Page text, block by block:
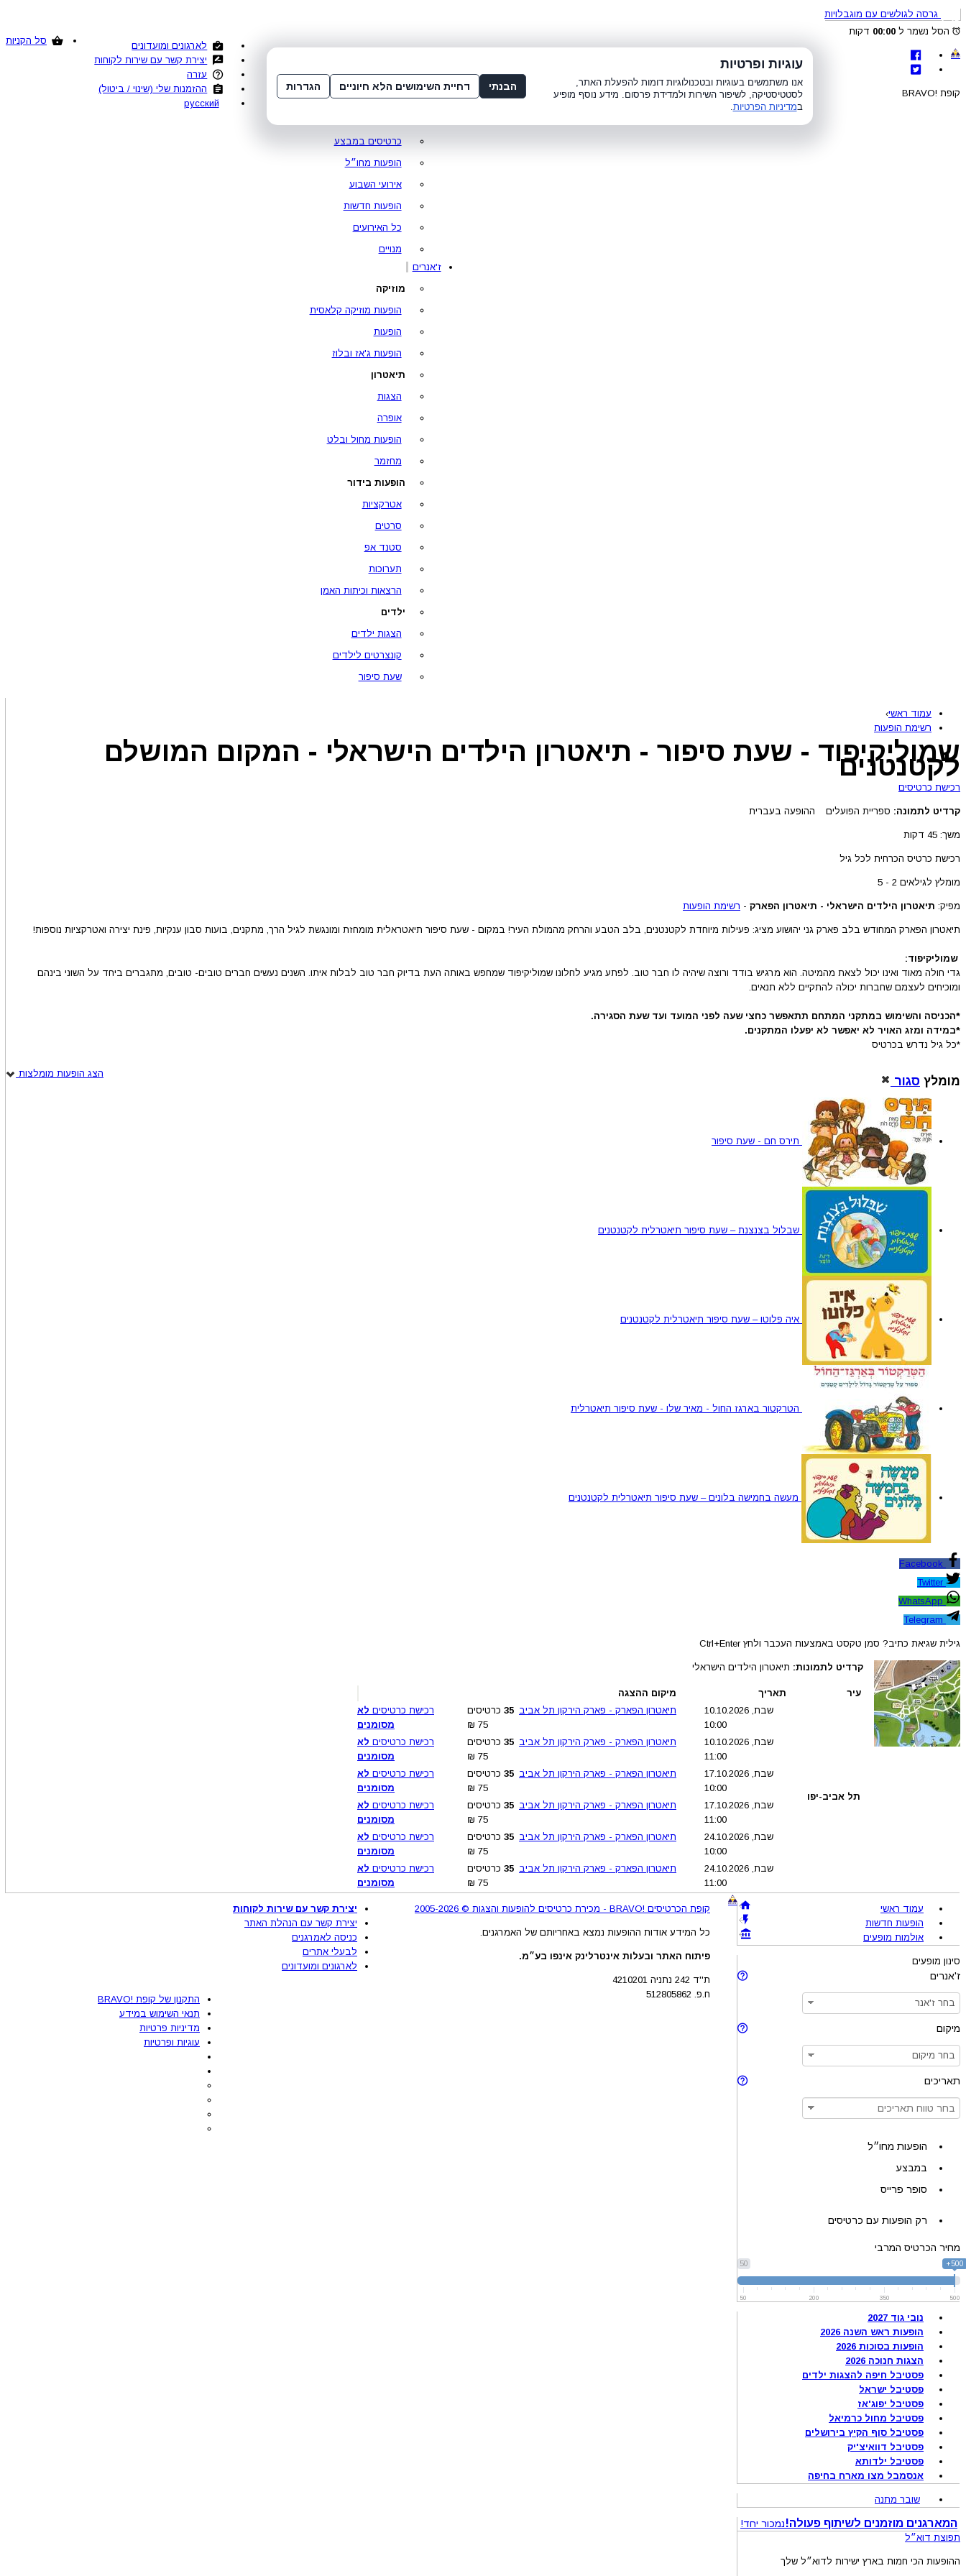
גרסה לגולשים עם מוגבלויות
סל הקניות
הסל נשמר ל 00:00 דקות
קופת !BRAVO
עמוד ראשי
סופר פרייס
כרטיסים במבצע
הופעות מחו״ל
אירועי השבוע
הופעות חדשות
כל האירועים
מנויים
ז'אנרים
מוזיקה
הופעות מוזיקה קלאסית
הופעות
הופעות ג'אז ובלוז
תיאטרון
הצגות
אופרה
הופעות מחול ובלט
מחזמר
הופעות בידור
אטרקציות
סרטים
סטנד אפ
תערוכות
הרצאות וכיתות האמן
ילדים
הצגות ילדים
קונצרטים לילדים
שעת סיפור
לארגונים ומועדונים
יצירת קשר עם שירות לקוחות
עזרה
ההזמנות שלי (שינוי / ביטול)
русский
עמוד ראשי›
רשימת הופעות
שמוליקיפוד - שעת סיפור - תיאטרון הילדים הישראלי - המקום המושלם
לקטנטנים
רכישת כרטיסים
קרדיט לתמונה: ספריית הפועלים ההופעה בעברית
משך: 45 דקות
רכישת כרטיס הכרחית לכל גיל
מומלץ לגילאים 2 - 5
מפיק: תיאטרון הילדים הישראלי - תיאטרון הפארק - רשימת הופעות
תיאטרון הפארק המחודש בלב פארק גני יהושוע מציג: פעילות מיוחדת לקטנטנים, בלב הטבע והרחק מהמולת העיר! במקום - שעת סיפור תיאטראלית מומחזת ומונגשת לגיל הרך, מתקנים, בועות סבון ענקיות, פינת יצירה ואטרקציות נוספות!
שמוליקיפוד:
גדי חולה מאוד ואינו יכול לצאת מהמיטה. הוא מרגיש בודד ורוצה שיהיה לו חבר טוב. לפתע מגיע לחלונו שמוליקיפוד שמחפש באותה העת בדיוק חבר טוב לבלות איתו. השנים נעשים חברים טובים- טובים, מתגברים ביחד על השוני בינהם
ומוכיחים לעצמם שחברות יכולה להתקיים ללא תנאים.
*הכניסה והשימוש במתקני המתחם תתאפשר כחצי שעה לפני המועד ועד שעת הסגירה.
*במידה ומזג האויר לא יאפשר לא יפעלו המתקנים.
*כל גיל נדרש בכרטיס
הצג הופעות מומלצות
מומלץ סגור
תירס חם - שעת סיפור
שבלול בצנצנת – שעת סיפור תיאטרלית לקטנטנים
איה פלוטו – שעת סיפור תיאטרלית לקטנטנים
הטרקטור בארגז החול - מאיר שלו - שעת סיפור תיאטרלית
מעשה בחמישה בלונים – שעת סיפור תיאטרלית לקטנטנים
גילית שגיאת כתיב? סמן טקסט באמצעות העכבר ולחץ Ctrl+Enter
קרדיט לתמונות: תיאטרון הילדים הישראלי
עיר תאריך מיקום ההצגה
תל אביב-יפו
שבת, 10.10.2026
10:00
תיאטרון הפארק - פארק הירקון תל אביב 35 כרטיסים
75
₪
רכישת כרטיסים לא
מסומנים
שבת, 10.10.2026
11:00
תיאטרון הפארק - פארק הירקון תל אביב 35 כרטיסים
75
₪
רכישת כרטיסים לא
מסומנים
שבת, 17.10.2026
10:00
תיאטרון הפארק - פארק הירקון תל אביב 35 כרטיסים
75
₪
רכישת כרטיסים לא
מסומנים
שבת, 17.10.2026
11:00
תיאטרון הפארק - פארק הירקון תל אביב 35 כרטיסים
75
₪
רכישת כרטיסים לא
מסומנים
שבת, 24.10.2026
10:00
תיאטרון הפארק - פארק הירקון תל אביב 35 כרטיסים
75
₪
רכישת כרטיסים לא
מסומנים
שבת, 24.10.2026
11:00
תיאטרון הפארק - פארק הירקון תל אביב 35 כרטיסים
75
₪
רכישת כרטיסים לא
מסומנים
עמוד ראשי
הופעות חדשות
אולמות מופעים
סינון מופעים
ז'אנרים
מיקום
תאריכים
הופעות מחו״ל
במבצע
סופר פרייס
רק הופעות עם כרטיסים
מחיר הכרטיס המרבי
50 500+
50 200 350 500
נובי גוד 2027
הופעות ראש השנה 2026
הופעות בסוכות 2026
הצגות חנוכה 2026
פסטיבל חיפה להצגות ילדים
פסטיבל ישראל
פסטיבל יפוג'אז
פסטיבל מחול כרמיאל
פסטיבל סוף הקיץ בירושלים
פסטיבל דוואיצ'יק
פסטיבל ילדותא
אנסמבל מצו מארח בחיפה
שובר מתנה
המארגנים מוזמנים לשיתוף פעולה!נמכור יחד!
תפוצת דוא״ל
ההופעות הכי חמות בארץ ישירות לדוא״ל שלך
קופת הכרטיסים !BRAVO - מכירת כרטיסים להופעות והצגות © 2005-2026
כל המידע אודות ההופעות נמצא באחריותם של האמרגנים.
פיתוח האתר ובעלות אינטרלינק אינפו בע״מ.
ת''ד 242 נתניה 4210201
ח.פ. 512805862
יצירת קשר עם שירות לקוחות
יצירת קשר עם הנהלת האתר
כניסה לאמרגנים
לבעלי אתרים
לארגונים ומועדונים
התקנון של קופת !BRAVO
תנאי השימוש במידע
מדיניות פרטיות
עוגיות ופרטיות
עוגיות ופרטיות
אנו משתמשים בעוגיות ובטכנולוגיות דומות להפעלת האתר,
לסטטיסטיקה, לשיפור השירות ולמדידת פרסום. מידע נוסף מופיע
במדיניות הפרטיות.
הבנתי דחיית השימושים הלא חיוניים הגדרות